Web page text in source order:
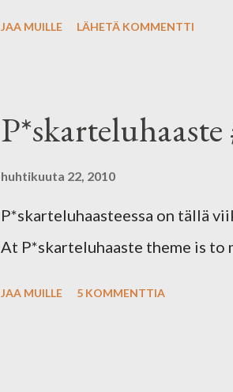
kevättä!
JAA MUILLE LÄHETÄ KOMMENTTI
P*skarteluhaaste
huhtikuuta 22, 2010
P*skarteluhaasteessa on tällä
At P*skarteluhaaste theme is to
JAA MUILLE 5 KOMMENTTIA